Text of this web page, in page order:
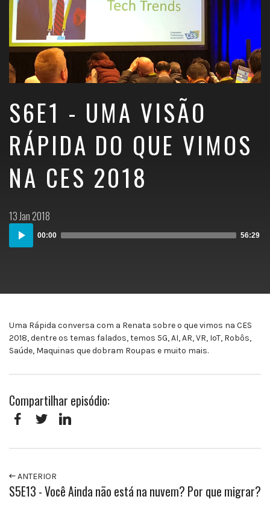
S6E1 - UMA VISÃO
RÁPIDA DO QUE VIMOS
NA CES 2018
Postado
em:
13 Jan 2018
Audio
Player
00:00 56:29
Uma Rápida conversa com a Renata sobre o que vimos na CES
2018, dentre os temas falados, temos 5G, AI, AR, VR, IoT, Robôs,
Saúde, Maquinas que dobram Roupas e muito mais.
Compartilhar episódio:
Facebook
ANTERIOR
S5E13 - Você Ainda não está na nuvem? Por que migrar?